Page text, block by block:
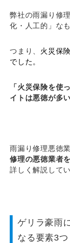
弊社の雨漏り修
化・人工的」な
つまり、 火災保
でした。
「火災保険を使
イトは悪徳が多
雨漏り修理悪徳
修理の悪徳業者
詳しく解説してい
ゲリラ豪雨
なる要素3つ